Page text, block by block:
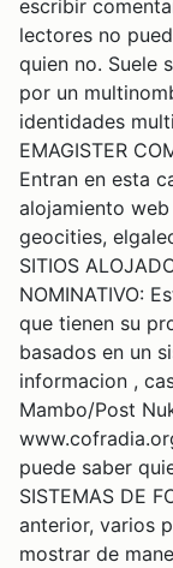
escribir
lectores no
quien no. Suele
por un
identidades
EMAGISTER
Entran en esta
alojamiento
geocities,
SITIOS
NOMINATIVO:
que tienen su
basados en un
informacion ,
Mambo/Post
puede saber
SISTEMAS DE
anterior, varios
mostrar de